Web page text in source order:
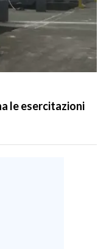
le esercitazioni